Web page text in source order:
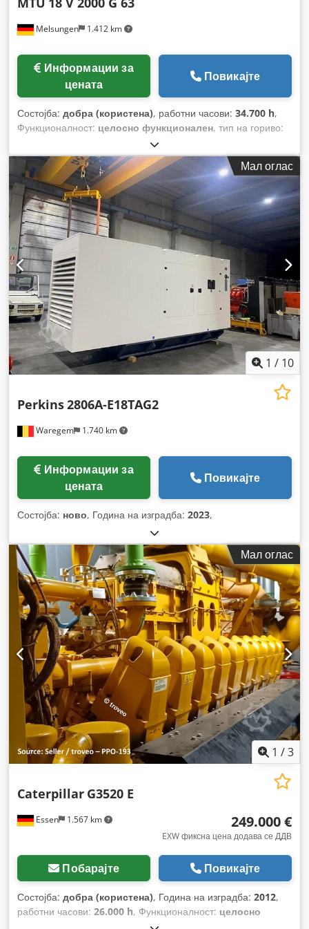
Melsungen 1.412 km
цената
Повикајте
Состојба: добра (користена), работни часови: 34.700 h,
Функционалност: целосно функционален, тип на гориво:
, излезна фреквенција:50 Hz
моќ:1.250 kVA, тип на ладење:вода,
Мал оглас
1 / 10
Waregem 1.740 km
Perkins2806A-E18TAG2
цената
Повикајте
Состојба: ново, Година на изградба: 2023,
Мал оглас
1 /3
Essen 1.567 km
Caterpillar G3520 E
249.000 €
EXW фиксна цена додава се ДДВ
Побарајте Повикајте
Состојба: добра (користена), Година на изградба: 2012,
работни часови: 26.000 h, Функционалност: целосно
, тип на гориво: